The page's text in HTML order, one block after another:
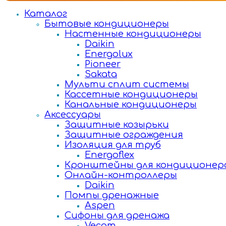
Каталог
Бытовые кондиционеры
Настенные кондиционеры
Daikin
Energolux
Pioneer
Sakata
Мульти сплит системы
Кассетные кондиционеры
Канальные кондиционеры
Аксессуары
Защитные козырьки
Защитные ограждения
Изоляция для труб
Energoflex
Кронштейны для
Онлайн-контроллеры
Daikin
Помпы дренажные
Aspen
Сифоны для дренажа